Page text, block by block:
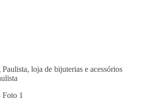
loja de bijuterias e acessórios